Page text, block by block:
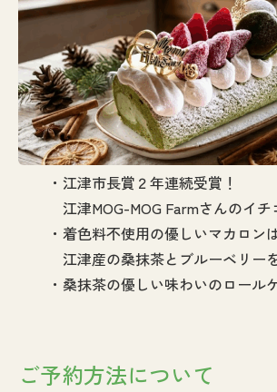
・江津市長賞２年連続受賞！
江津MOG-MOG Farmさんのイチ
・着色料不使用の優しいマカロンは
江津産の桑抹茶とブルーベリー
・桑抹茶の優しい味わいのロール
ご予約方法について